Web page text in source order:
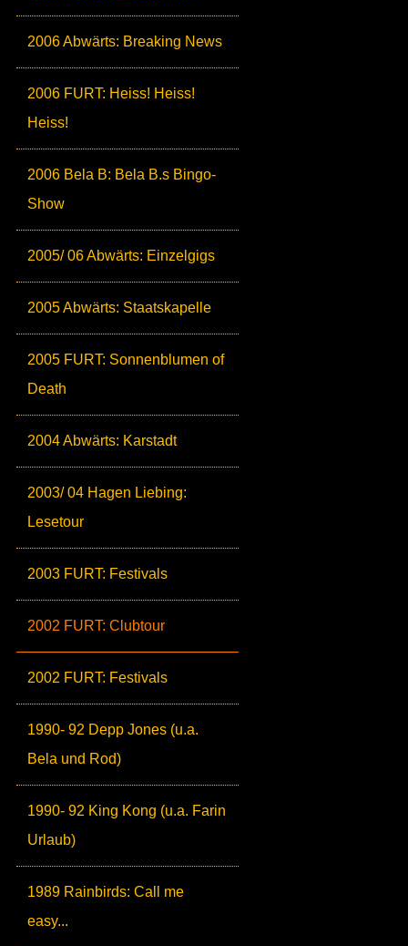
2006 Abwärts: Breaking News
2006 FURT: Heiss! Heiss!
Heiss!
2006 Bela B: Bela B.s Bingo-
Show
2005/ 06 Abwärts: Einzelgigs
2005 Abwärts: Staatskapelle
2005 FURT: Sonnenblumen of
Death
2004 Abwärts: Karstadt
2003/ 04 Hagen Liebing:
Lesetour
2003 FURT: Festivals
2002 FURT: Clubtour
2002 FURT: Festivals
1990- 92 Depp Jones (u.a.
Bela und Rod)
1990- 92 King Kong (u.a. Farin
Urlaub)
1989 Rainbirds: Call me
easy...